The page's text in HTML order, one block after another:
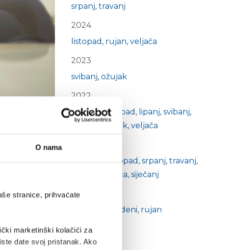
O nama
stranice, prihvaćate
marketinški kolačići za
date svoj pristanak. Ako
srpanj travanj
2024
listopad rujan veljača
2023
svibanj ožujak
2022
studeni listopad lipanj svibanj
travanj
ožujak veljača
prosinac listopad srpanj travanj
veljača siječanj
2020
studeni rujan